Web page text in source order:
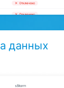
данных